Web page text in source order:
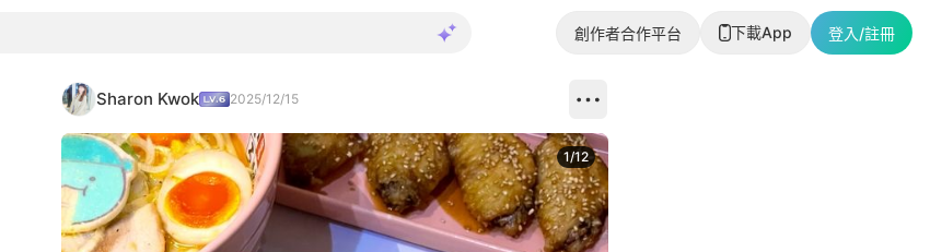
創作者合作平台 下載App 登入/註冊
Sharon Kwok 2025/12/15
1/12